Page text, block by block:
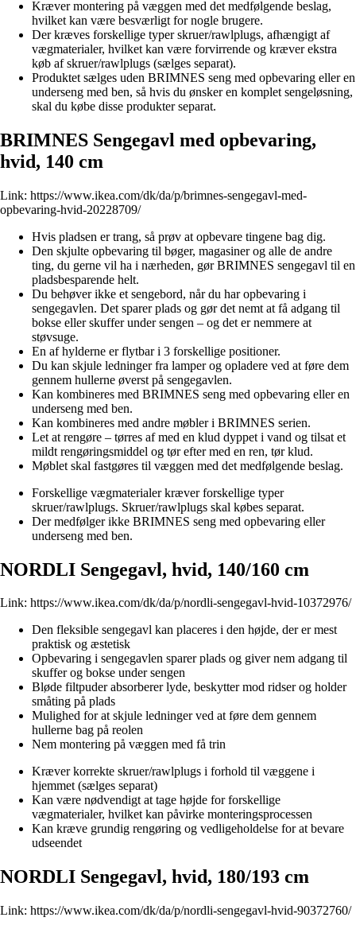
Kræver montering på væggen med det medfølgende beslag,
hvilket kan være besværligt for nogle brugere.
Der kræves forskellige typer skruer/rawlplugs, afhængigt af
vægmaterialer, hvilket kan være forvirrende og kræver ekstra
køb af skruer/rawlplugs (sælges separat).
Produktet sælges uden BRIMNES seng med opbevaring eller en
underseng med ben, så hvis du ønsker en komplet sengeløsning,
skal du købe disse produkter separat.
BRIMNES Sengegavl med opbevaring,
hvid, 140 cm
Link: https://www.ikea.com/dk/da/p/brimnes-sengegavl-med-
opbevaring-hvid-20228709/
Hvis pladsen er trang, så prøv at opbevare tingene bag dig.
Den skjulte opbevaring til bøger, magasiner og alle de andre
ting, du gerne vil ha i nærheden, gør BRIMNES sengegavl til en
pladsbesparende helt.
Du behøver ikke et sengebord, når du har opbevaring i
sengegavlen. Det sparer plads og gør det nemt at få adgang til
bokse eller skuffer under sengen – og det er nemmere at
støvsuge.
En af hylderne er flytbar i 3 forskellige positioner.
Du kan skjule ledninger fra lamper og opladere ved at føre dem
gennem hullerne øverst på sengegavlen.
Kan kombineres med BRIMNES seng med opbevaring eller en
underseng med ben.
Kan kombineres med andre møbler i BRIMNES serien.
Let at rengøre – tørres af med en klud dyppet i vand og tilsat et
mildt rengøringsmiddel og tør efter med en ren, tør klud.
Møblet skal fastgøres til væggen med det medfølgende beslag.
Forskellige vægmaterialer kræver forskellige typer
skruer/rawlplugs. Skruer/rawlplugs skal købes separat.
Der medfølger ikke BRIMNES seng med opbevaring eller
underseng med ben.
NORDLI Sengegavl, hvid, 140/160 cm
Link: https://www.ikea.com/dk/da/p/nordli-sengegavl-hvid-10372976/
Den fleksible sengegavl kan placeres i den højde, der er mest
praktisk og æstetisk
Opbevaring i sengegavlen sparer plads og giver nem adgang til
skuffer og bokse under sengen
Bløde filtpuder absorberer lyde, beskytter mod ridser og holder
småting på plads
Mulighed for at skjule ledninger ved at føre dem gennem
hullerne bag på reolen
Nem montering på væggen med få trin
Kræver korrekte skruer/rawlplugs i forhold til væggene i
hjemmet (sælges separat)
Kan være nødvendigt at tage højde for forskellige
vægmaterialer, hvilket kan påvirke monteringsprocessen
Kan kræve grundig rengøring og vedligeholdelse for at bevare
udseendet
NORDLI Sengegavl, hvid, 180/193 cm
Link: https://www.ikea.com/dk/da/p/nordli-sengegavl-hvid-90372760/